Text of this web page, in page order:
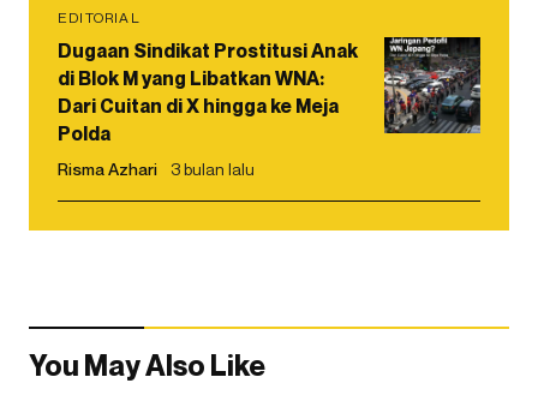
EDITORIAL
Dugaan Sindikat Prostitusi Anak
di Blok M yang Libatkan WNA:
Dari Cuitan di X hingga ke Meja
Polda
Risma Azhari 3 bulan lalu
You May Also Like